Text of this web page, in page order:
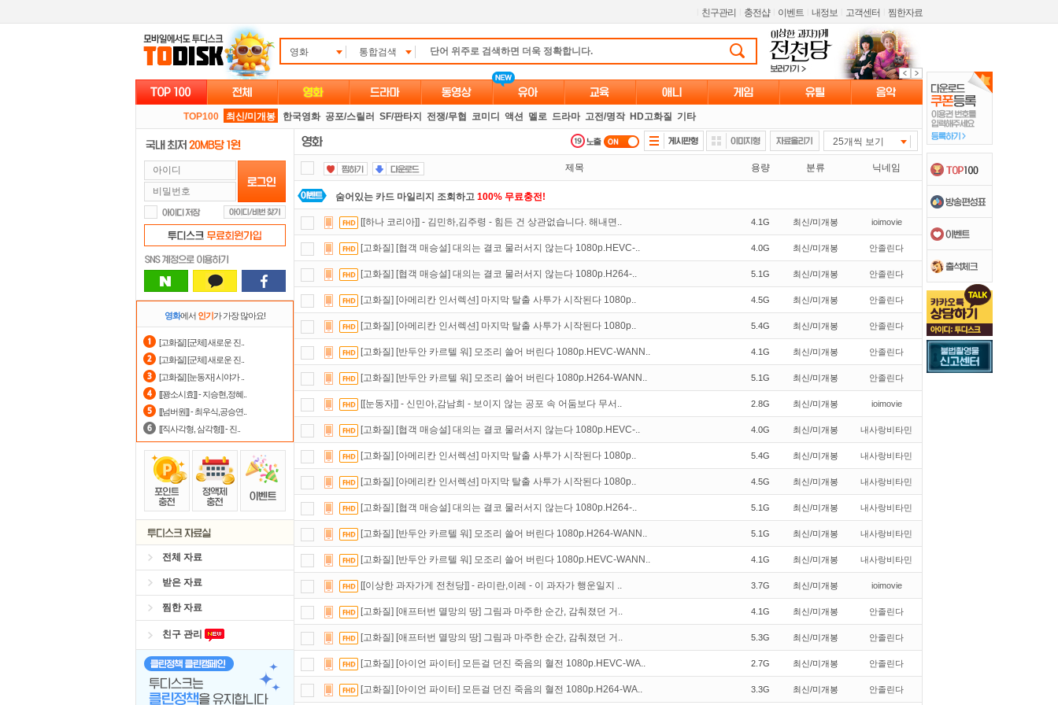
친구관리 충전샵 이벤트 내정보 고객센터 찜한자료
영화 통합검색
TOP100 최신/미개봉 한국영화 공포/스릴러 SF/판타지 전쟁/무협 코미디 액션 멜로 드라마 고전/명작 HD고화질 기타
영화에서 인기가 가장 많아요!
[고화질] [군체] 새로운 진..
[고화질] [군체] 새로운 진..
[고화질] [눈동자] 시야가 ..
[[꽝소시효]] - 지승현,정혜..
[[넘버원]] - 최우식,공승연..
[[직사각형, 삼각형]] - 진..
전체 자료
받은 자료
찜한 자료
친구 관리
25개씩 보기
제목 용량 분류 닉네임
숨어있는 카드 마일리지 조회하고 100% 무료충전!
댓글만 잘써도무료 포인트를 드립니다!
요즘 뭐가 재밌지?고민되면 눌러봐!투스토리~
자녀보호기능으로 가족과 함께 투디스크를 이용하세요~
스마트TV로 투디스크영화,드라마,예능보자!
정액제할인쿠폰 사용방법안내
포인트할인쿠폰 사용방법안내
[[하나 코리아]] - 김민하,김주령 - 힘든 건 상관없습니다. 해내면.. 4.1G 최신/미개봉 ioimovie
[고화질] [협객 매승설] 대의는 결코 물러서지 않는다 1080p.HEVC-.. 4.0G 최신/미개봉 안졸린다
[고화질] [협객 매승설] 대의는 결코 물러서지 않는다 1080p.H264-.. 5.1G 최신/미개봉 안졸린다
[고화질] [아메리칸 인서렉션] 마지막 탈출 사투가 시작된다 1080p.. 4.5G 최신/미개봉 안졸린다
[고화질] [아메리칸 인서렉션] 마지막 탈출 사투가 시작된다 1080p.. 5.4G 최신/미개봉 안졸린다
[고화질] [반두안 카르텔 워] 모조리 쓸어 버린다 1080p.HEVC-WANN.. 4.1G 최신/미개봉 안졸린다
[고화질] [반두안 카르텔 워] 모조리 쓸어 버린다 1080p.H264-WANN.. 5.1G 최신/미개봉 안졸린다
[[눈동자]] - 신민아,감남희 - 보이지 않는 공포 속 어둠보다 무서.. 2.8G 최신/미개봉 ioimovie
[고화질] [협객 매승설] 대의는 결코 물러서지 않는다 1080p.HEVC-.. 4.0G 최신/미개봉 내사랑비타민
[고화질] [아메리칸 인서렉션] 마지막 탈출 사투가 시작된다 1080p.. 5.4G 최신/미개봉 내사랑비타민
[고화질] [아메리칸 인서렉션] 마지막 탈출 사투가 시작된다 1080p.. 4.5G 최신/미개봉 내사랑비타민
[고화질] [협객 매승설] 대의는 결코 물러서지 않는다 1080p.H264-.. 5.1G 최신/미개봉 내사랑비타민
[고화질] [반두안 카르텔 워] 모조리 쓸어 버린다 1080p.H264-WANN.. 5.1G 최신/미개봉 내사랑비타민
[고화질] [반두안 카르텔 워] 모조리 쓸어 버린다 1080p.HEVC-WANN.. 4.1G 최신/미개봉 내사랑비타민
[[이상한 과자가게 전천당]] - 라미란,이레 - 이 과자가 행운일지 .. 3.7G 최신/미개봉 ioimovie
[고화질] [애프터번 멸망의 땅] 그림과 마주한 순간, 감춰졌던 거.. 4.1G 최신/미개봉 안졸린다
[고화질] [애프터번 멸망의 땅] 그림과 마주한 순간, 감춰졌던 거.. 5.3G 최신/미개봉 안졸린다
[고화질] [아이언 파이터] 모든걸 던진 죽음의 혈전 1080p.HEVC-WA.. 2.7G 최신/미개봉 안졸린다
[고화질] [아이언 파이터] 모든걸 던진 죽음의 혈전 1080p.H264-WA.. 3.3G 최신/미개봉 안졸린다